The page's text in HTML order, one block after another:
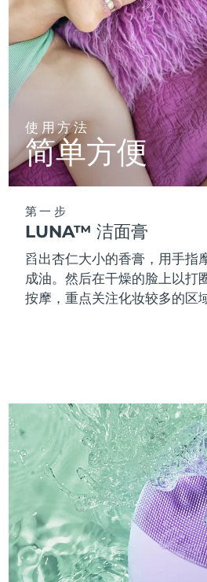
使用方法
简单方便
第一步
LUNA™ 洁面膏
舀出杏仁大小的香膏，用手指
成油。然后在干燥的脸上以打
按摩，重点关注化妆较多的区